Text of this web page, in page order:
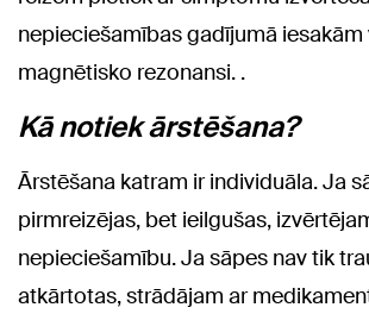
nepieciešamības gadījumā iesakām
magnētisko rezonansi. .
Kā notiek ārstēšana?
Ārstēšana katram ir individuāla. Ja
pirmreizējas, bet ieilgušas,
nepieciešamību. Ja sāpes nav tik
atkārtotas, strādājam ar